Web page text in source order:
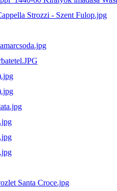
Strozzi - Szent Fulop.jpg
Santa Croce.jpg